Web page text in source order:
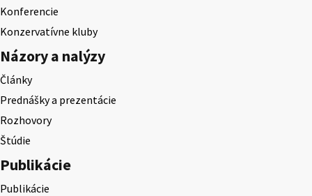
Konferencie
Konzervatívne kluby
Názory a nalýzy
Články
Prednášky a prezentácie
Rozhovory
Štúdie
Publikácie
Publikácie